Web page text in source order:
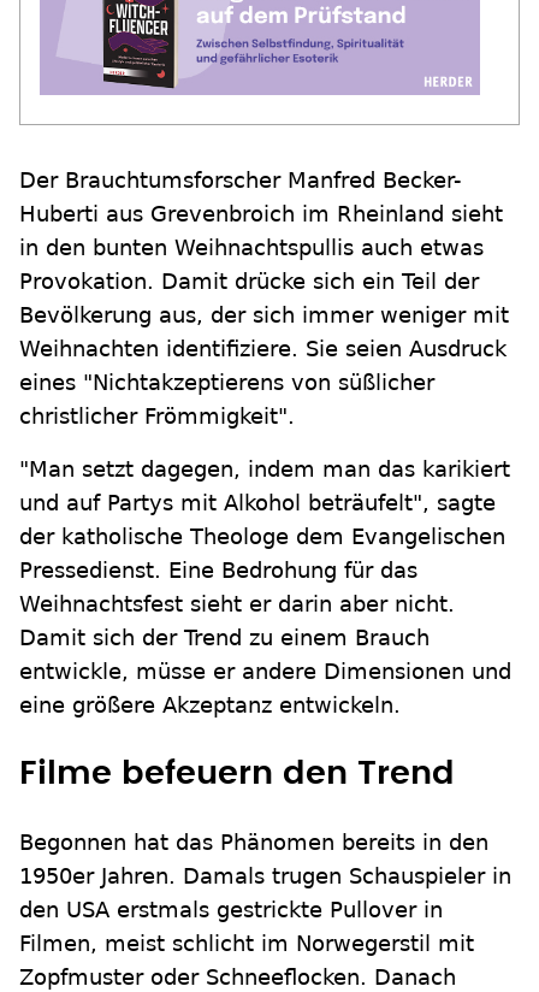
Der Brauchtumsforscher Manfred Becker-
Huberti aus Grevenbroich im Rheinland sieht
in den bunten Weihnachtspullis auch etwas
Provokation. Damit drücke sich ein Teil der
Bevölkerung aus, der sich immer weniger mit
Weihnachten identifiziere. Sie seien Ausdruck
eines "Nichtakzeptierens von süßlicher
christlicher Frömmigkeit".
"Man setzt dagegen, indem man das karikiert
und auf Partys mit Alkohol beträufelt", sagte
der katholische Theologe dem Evangelischen
Pressedienst. Eine Bedrohung für das
Weihnachtsfest sieht er darin aber nicht.
Damit sich der Trend zu einem Brauch
entwickle, müsse er andere Dimensionen und
eine größere Akzeptanz entwickeln.
Filme befeuern den Trend
Begonnen hat das Phänomen bereits in den
1950er Jahren. Damals trugen Schauspieler in
den USA erstmals gestrickte Pullover in
Filmen, meist schlicht im Norwegerstil mit
Zopfmuster oder Schneeflocken. Danach